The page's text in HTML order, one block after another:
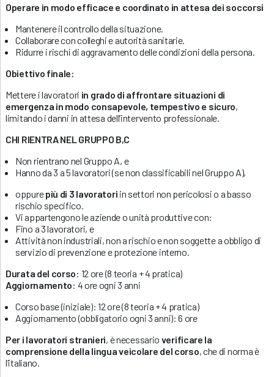
Operare in modo efficace e coordinato in attesa dei soccorsi
Mantenere il controllo della situazione.
Collaborare con colleghi e autorità sanitarie.
Ridurre i rischi di aggravamento delle condizioni della persona.
Obiettivo finale:
Mettere i lavoratori in grado di affrontare situazioni di
emergenza in modo consapevole, tempestivo e sicuro,
limitando i danni in attesa dell’intervento professionale.
CHI RIENTRA NEL GRUPPO B,C
Non rientrano nel Gruppo A, e
Hanno da 3 a 5 lavoratori (se non classificabili nel Gruppo A),
oppurepiù di 3 lavoratori in settori non pericolosi o a basso
rischio specifico.
Vi appartengono le aziende o unità produttive con:
Fino a 3 lavoratori, e
Attività non industriali, non a rischio e non soggette a obbligo di
servizio di prevenzione e protezione interno.
Durata del corso: 12 ore (8 teoria + 4 pratica)
Aggiornamento: 4 ore ogni 3 anni
Corso base (iniziale): 12 ore (8 teoria + 4 pratica)
Aggiornamento (obbligatorio ogni 3 anni): 6 ore
Per i lavoratori stranieri, è necessario verificare la
comprensione della lingua veicolare del corso, che di norma è
l’italiano.